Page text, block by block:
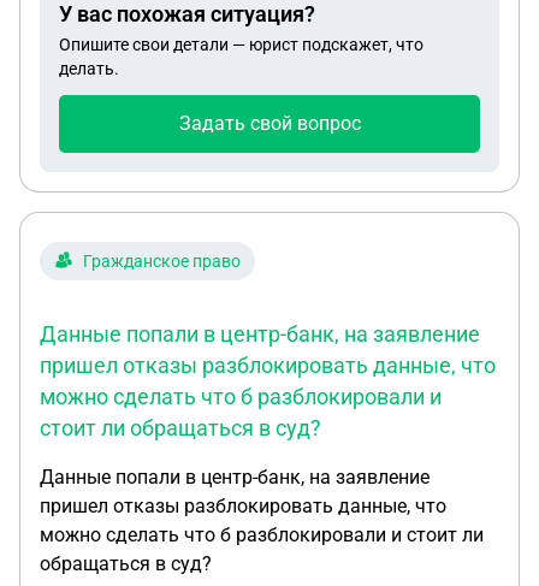
который подтверждает наличие средств к
существованию. В миграционной службе
затребовали только подтверждение
в банке не принимают в качестве подтверждения.
У вас похожая ситуация?
Опишите свои детали — юрист подскажет, что
делать.
Задать свой вопрос
Гражданское право
Данные попали в центр-банк, на заявление
пришел отказы разблокировать данные, что
можно сделать что б разблокировали и
стоит ли обращаться в суд?
Данные попали в центр-банк, на заявление
пришел отказы разблокировать данные, что
можно сделать что б разблокировали и стоит ли
обращаться в суд?